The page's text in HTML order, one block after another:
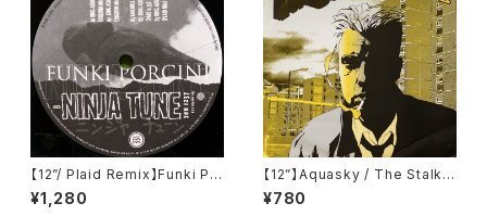
【12”/ Plaid Remix】Funki Po
rcini / King Ashabanapal (N
inja Tune) (zen 1237)
¥1,280
【12”】Aquasky / The Stalke
r / Bulletproof (Moving Sha
dow) (SHADOW 132)
¥780